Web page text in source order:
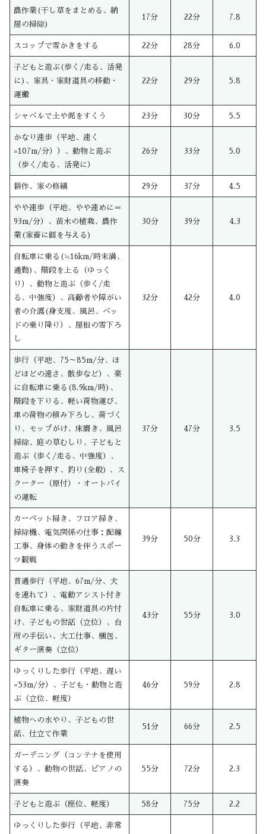
農作業(干し草をまとめる、納
屋の掃除)
17分 22分 7.8
スコップで雪かきをする 22分 28分 6.0
子どもと遊ぶ(歩く/走る、活発
に)、家具・家財道具の移動・
運搬
22分 29分 5.8
シャベルで土や泥をすくう 23分 30分 5.5
かなり速歩（平地、速く
=107m/分））、動物と遊ぶ
（歩く/走る、活発に）
26分 33分 5.0
耕作、家の修繕 29分 37分 4.5
やや速歩（平地、やや速めに＝
93m/分）、苗木の植栽、農作
業(家畜に餌を与える)
30分 39分 4.3
自転車に乗る(≒16km/時未満、
通勤)、階段を上る（ゆっく
り）、動物と遊ぶ（歩く/走
る、中強度）、高齢者や障がい
者の介護(身支度、風呂、ベッ
ドの乗り降り）、屋根の雪下ろ
し
32分 42分 4.0
歩行（平地、75～85m/分、ほ
どほどの速さ、散歩など）、楽
に自転車に乗る(8.9km/時)、
階段を下りる、軽い荷物運び、
車の荷物の積み下ろし、荷づく
り、モップがけ、床磨き、風呂
掃除、庭の草むしり、子どもと
遊ぶ（歩く/走る、中強度）、
車椅子を押す、釣り(全般) 、ス
クーター（原付）・オートバイ
の運転
37分 47分 3.5
カーペット掃き、フロア掃き、
掃除機、電気関係の仕事：配線
工事、身体の動きを伴うスポー
ツ観戦
39分 50分 3.3
普通歩行（平地、67m/分、犬
を連れて）、電動アシスト付き
自転車に乗る、家財道具の片付
け、子どもの世話（立位）、台
所の手伝い、大工仕事、梱包、
ギター演奏（立位）
43分 55分 3.0
ゆっくりした歩行（平地、遅い
=53m/分）、子ども・動物と遊
ぶ（立位、軽度）
46分 59分 2.8
植物への水やり、子どもの世
話、仕立て作業
51分 66分 2.5
ガーデニング（コンテナを使用
する）、動物の世話、ピアノの
演奏
55分 72分 2.3
子どもと遊ぶ（座位、軽度） 58分 75分 2.2
ゆっくりした歩行（平地、非常